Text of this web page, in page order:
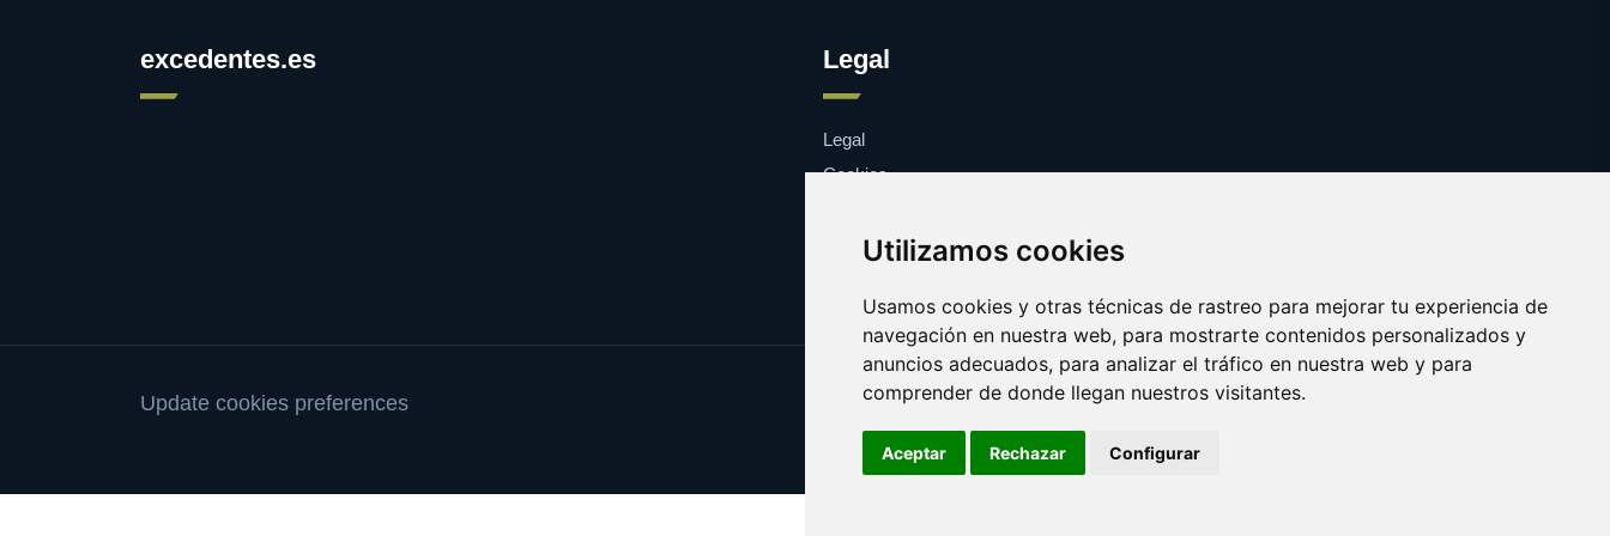
Utilizamos cookies
Usamos cookies y otras técnicas de rastreo para mejorar tu experiencia de
navegación en nuestra web, para mostrarte contenidos personalizados y
anuncios adecuados, para analizar el tráfico en nuestra web y para
comprender de donde llegan nuestros visitantes.
Aceptar Rechazar Configurar
excedentes.es Legal
Legal
Cookies
Update cookies preferences
Copyright © 2025